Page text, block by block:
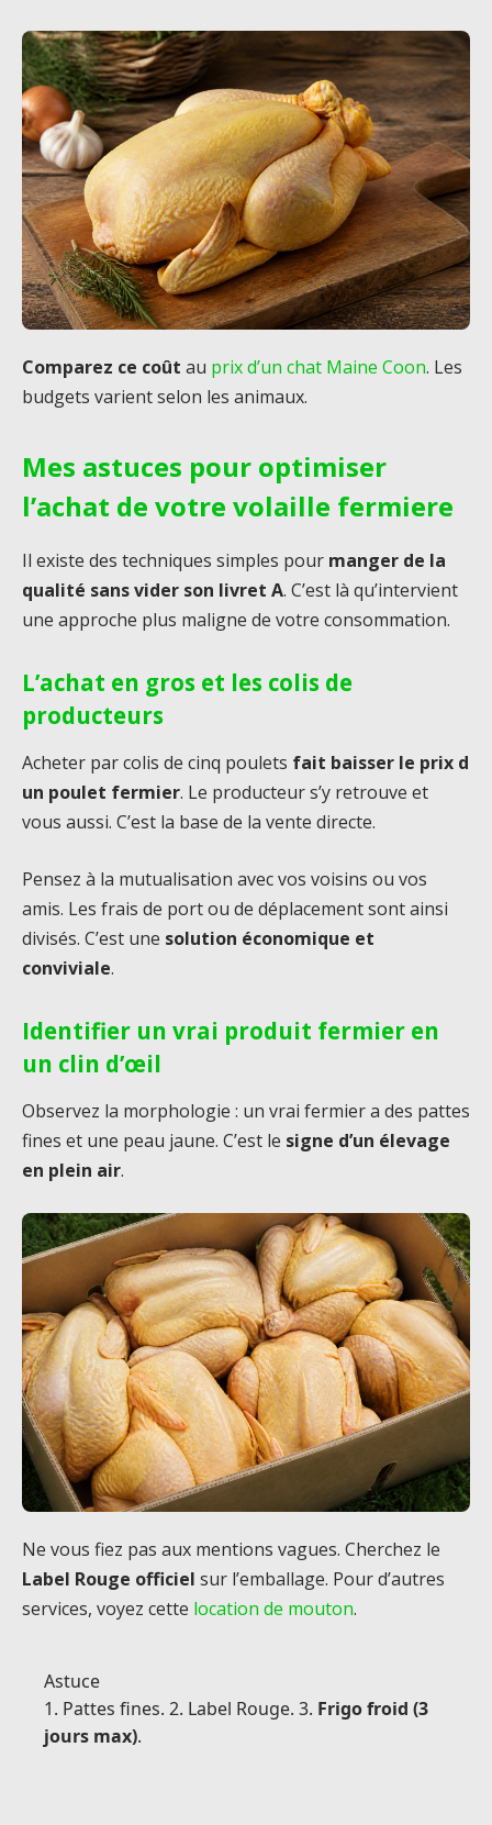
Comparez ce coût au prix d’un chat Maine Coon. Les
budgets varient selon les animaux.
Mes astuces pour optimiser
l’achat de votre volaille fermiere
Il existe des techniques simples pour manger de la
qualité sans vider son livret A. C’est là qu’intervient
une approche plus maligne de votre consommation.
L’achat en gros et les colis de
producteurs
Acheter par colis de cinq poulets fait baisser le prix d
un poulet fermier. Le producteur s’y retrouve et
vous aussi. C’est la base de la vente directe.
Pensez à la mutualisation avec vos voisins ou vos
amis. Les frais de port ou de déplacement sont ainsi
divisés. C’est une solution économique et
conviviale.
Identifier un vrai produit fermier en
un clin d’œil
Observez la morphologie : un vrai fermier a des pattes
fines et une peau jaune. C’est le signe d’un élevage
en plein air.
Ne vous fiez pas aux mentions vagues. Cherchez le
Label Rouge officiel sur l’emballage. Pour d’autres
services, voyez cette location de mouton.
Astuce
1. Pattes fines. 2. Label Rouge. 3. Frigo froid (3
jours max).